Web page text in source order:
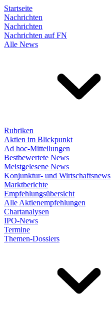
Startseite
Nachrichten
Nachrichten
Nachrichten auf FN
Alle News
Rubriken
Aktien im Blickpunkt
Ad hoc-Mitteilungen
Bestbewertete News
Meistgelesene News
Konjunktur- und Wirtschaftsnews
Marktberichte
Empfehlungsübersicht
Alle Aktienempfehlungen
Chartanalysen
IPO-News
Termine
Themen-Dossiers